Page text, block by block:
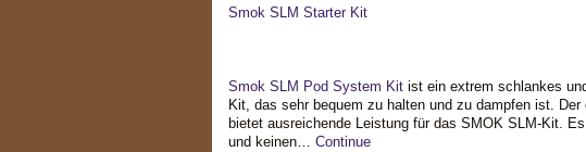
Smok SLM Starter Kit
Smok SLM Pod System Kitist ein extrem schlankes
Kit, das sehr bequem zu halten und zu dampfen ist.
bietet ausreichende Leistung für das SMOK SLM-Kit.
und keinen… Continue